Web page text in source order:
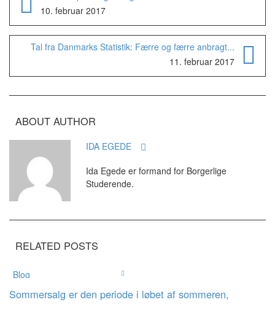
10. februar 2017
Tal fra Danmarks Statistik: Færre og færre anbragt...
11. februar 2017
ABOUT AUTHOR
IDA EGEDE
Ida Egede er formand for Borgerlige
Studerende.
RELATED POSTS
Blog
Sommersalg er den periode i løbet af sommeren,